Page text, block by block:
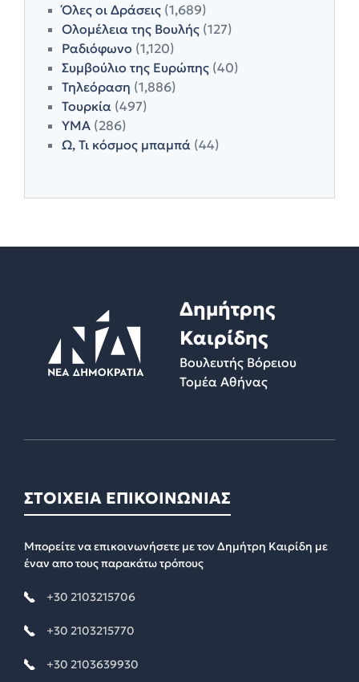
Όλες οι Δράσεις (1,689)
Ολομέλεια της Βουλής (127)
Ραδιόφωνο (1,120)
Συμβούλιο της Ευρώπης (40)
Τηλεόραση (1,886)
Τουρκία (497)
ΥΜΑ (286)
Ω, Τι κόσμος μπαμπά (44)
Δημήτρης
Καιρίδης
Βουλευτής Βόρειου
Τομέα Αθήνας
ΣΤΟΙΧΕΙΑ ΕΠΙΚΟΙΝΩΝΙΑΣ
Μπορείτε να επικοινωνήσετε με τον Δημήτρη Καιρίδη με
έναν απο τους παρακάτω τρόπους
+30 2103215706
+30 2103215770
+30 2103639930